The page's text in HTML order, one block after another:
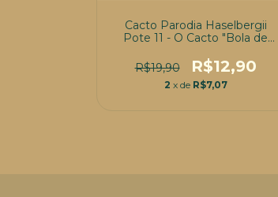
Cacto Parodia Haselbergii
Pote 11 - O Cacto "Bola de
R$19,90
R$12,90
2 x de R$7,07